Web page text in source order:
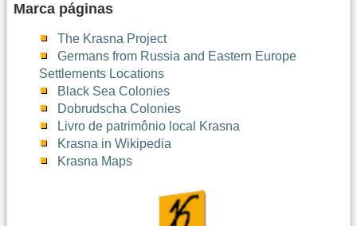
Marca páginas
The Krasna Project
Germans from Russia and Eastern Europe
Settlements Locations
Black Sea Colonies
Dobrudscha Colonies
Livro de patrimônio local Krasna
Krasna in Wikipedia
Krasna Maps